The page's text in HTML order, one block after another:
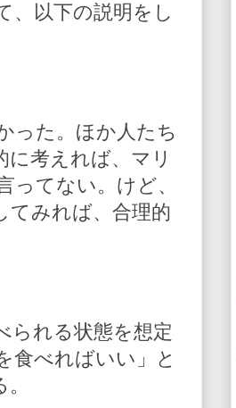
、以下の説明をし
った。ほか人たち
考えれば、マリ
てない。けど、
てみれば、合理的
られる状態を想定
食べればいい」と